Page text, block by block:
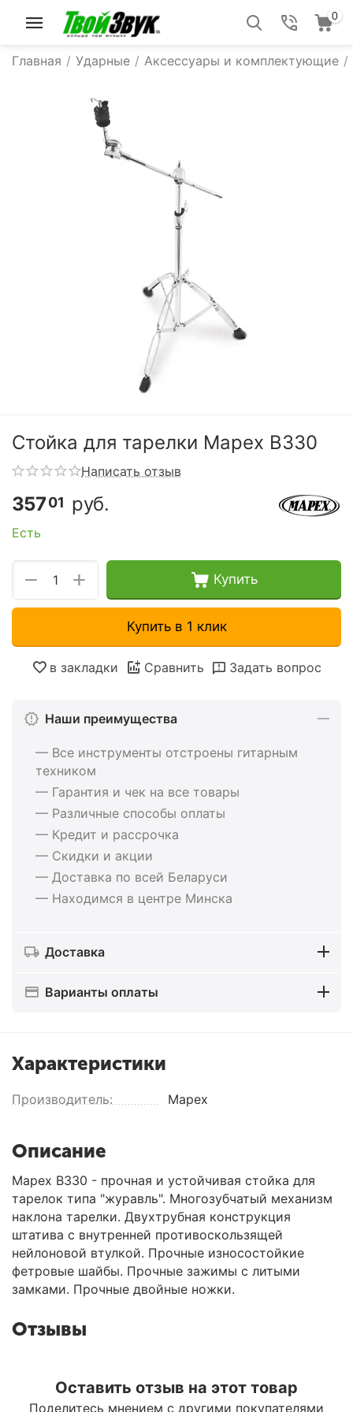
0
Главная / Ударные / Аксессуары и комплектующие /
Стойка для тарелки Mapex B330
Написать отзыв
35701 руб.
Есть
+
− Купить
Купить в 1 клик
в закладки Сравнить Задать вопрос
Наши преимущества
— Все инструменты отстроены гитарным
техником
— Гарантия и чек на все товары
— Различные способы оплаты
— Кредит и рассрочка
— Скидки и акции
— Доставка по всей Беларуси
— Находимся в центре Минска
Доставка
Варианты оплаты
Характеристики
Производитель: Mapex
Описание
Mapex B330 - прочная и устойчивая стойка для
тарелок типа "журавль". Многозубчатый механизм
наклона тарелки. Двухтрубная конструкция
штатива с внутренней противоскользящей
нейлоновой втулкой. Прочные износостойкие
фетровые шайбы. Прочные зажимы с литыми
замками. Прочные двойные ножки.
Отзывы
Оставить отзыв на этот товар
Поделитесь мнением с другими покупателями